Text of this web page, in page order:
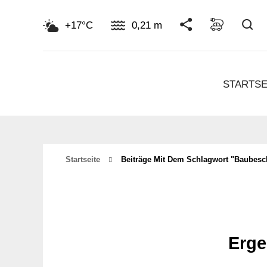
+17°C 0,21 m
Startseite Beiträge Mit Dem Schlagwort